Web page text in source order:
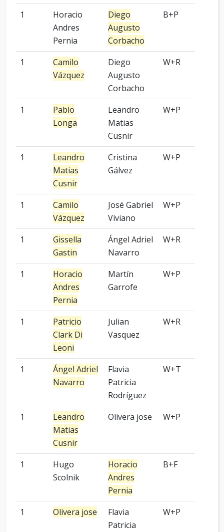
1
Horacio
Andres
Pernia
Diego
Augusto
Corbacho
B+P
1
Camilo
Vázquez
Diego
Augusto
Corbacho
W+R
1
Pablo
Longa
Leandro
Matias
Cusnir
W+P
1
Leandro
Matias
Cusnir
Cristina
Gálvez
W+P
1
Camilo
Vázquez
José Gabriel
Viviano
W+P
1
Gissella
Gastin
Ángel Adriel
Navarro
W+R
1
Horacio
Andres
Pernia
Martín
Garrofe
W+P
1
Patricio
Clark Di
Leoni
Julian
Vasquez
W+R
1
Ángel Adriel
Navarro
Flavia
Patricia
Rodríguez
W+T
1
Leandro
Matias
Cusnir
Olivera jose W+P
1
Hugo
Scolnik
Horacio
Andres
Pernia
B+F
1 Olivera jose
Flavia
Patricia
W+P